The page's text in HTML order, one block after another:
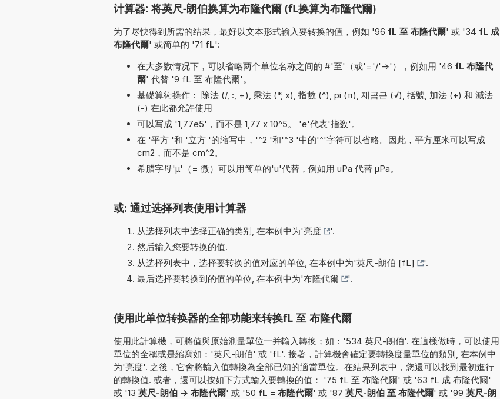
计算器: 将英尺-朗伯换算为布隆代爾 (fL换算为布隆代爾)
为了尽快得到所需的结果，最好以文本形式输入要转换的值，例如 '96 fL 至 布隆代爾' 或 '34 fL 成
布隆代爾' 或简单的 '71 fL':
在大多数情况下，可以省略两个单位名称之间的 #'至'（或'='/'->'），例如用 '46 fL 布隆代
爾' 代替 '9 fL 至 布隆代爾'。
基礎算術操作： 除法 (/, :, ÷), 乘法 (*, x), 指數 (^), pi (π), 제곱근 (√), 括號, 加法 (+) 和 減法
(-) 在此都允許使用
可以写成 '1,77e5'，而不是 1,77 x 10^5。 'e'代表'指数'。
在 '平方 '和 '立方 '的缩写中，'^2 '和'^3 '中的'^'字符可以省略。因此，平方厘米可以写成
cm2，而不是 cm^2。
希腊字母'µ'（= 微）可以用简单的'u'代替，例如用 uPa 代替 µPa。
或: 通过选择列表使用计算器
从选择列表中选择正确的类别, 在本例中为'亮度
'.
然后输入您要转换的值.
从选择列表中，选择要转换的值对应的单位, 在本例中为'英尺-朗伯 [fL]
'.
最后选择要转换到的值的单位, 在本例中为'布隆代爾 '.
使用此单位转换器的全部功能来转换fL 至 布隆代爾
使用此計算機，可將值與原始測量單位一并輸入轉換；如：'534 英尺-朗伯'. 在這樣做時，可以使用
單位的全稱或是縮寫如：'英尺-朗伯' 或 'fL'. 接著，計算機會確定要轉換度量單位的類別, 在本例中
为'亮度'. 之後，它會將輸入值轉換為全部已知的適當單位。在結果列表中，您還可以找到最初進行
的轉換值. 或者，還可以按如下方式輸入要轉換的值： '75 fL 至 布隆代爾' 或 '63 fL 成 布隆代爾'
或 '13 英尺-朗伯 -> 布隆代爾' 或 '50 fL = 布隆代爾' 或 '87 英尺-朗伯 至 布隆代爾' 或 '99 英尺-朗